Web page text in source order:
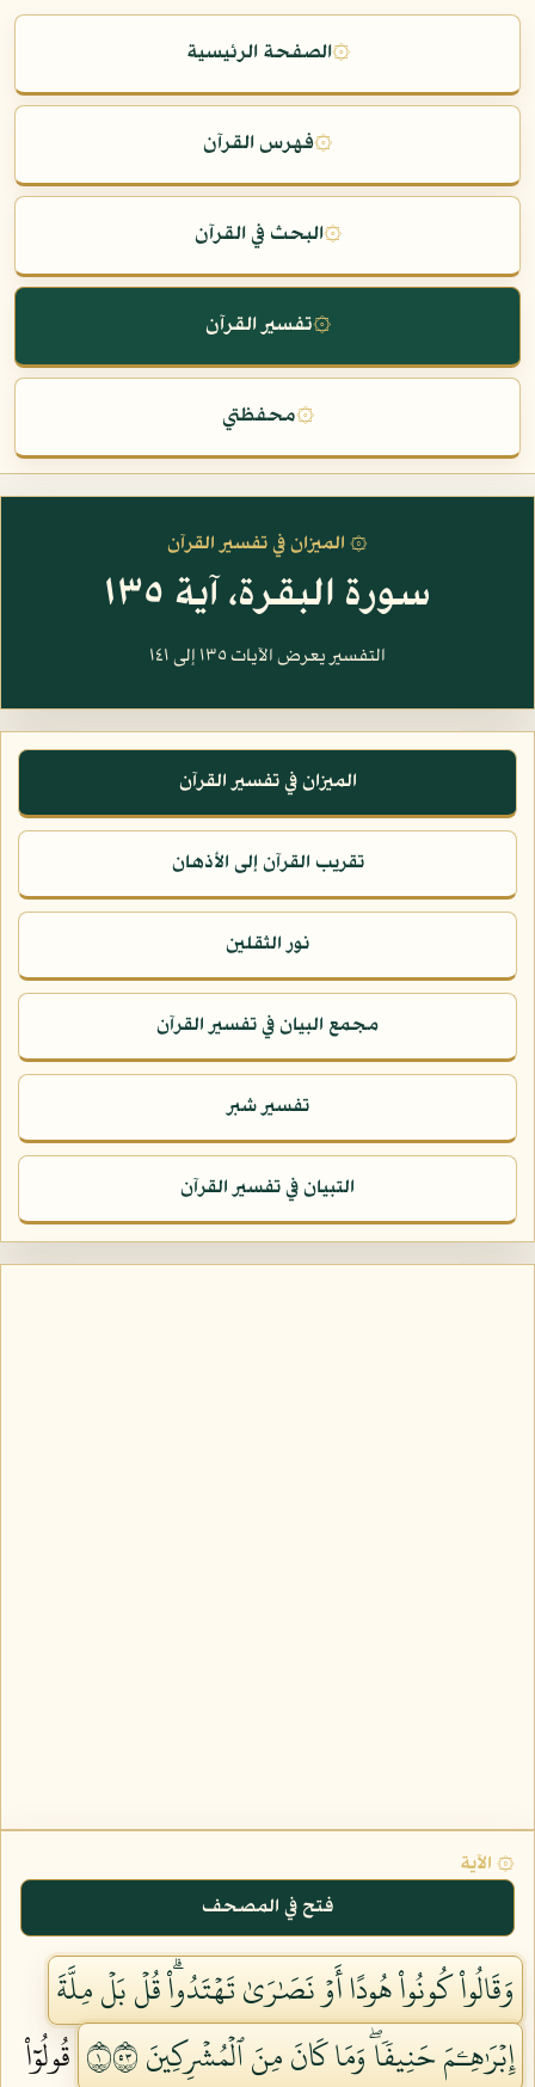
۞الصفحة الرئيسية
۞فهرس القرآن
۞البحث في القرآن
۞تفسير القرآن
۞محفظتي
۞ الميزان في تفسير القرآن
سورة البقرة، آية ١٣٥
التفسير يعرض الآيات ١٣٥ إلى ١٤١
الميزان في تفسير القرآن
تقريب القرآن إلى الأذهان
نور الثقلين
مجمع البيان في تفسير القرآن
تفسير شبر
التبيان في تفسير القرآن
۞ الآية
فتح في المصحف
وَقَالُواْ كُونُواْ هُودًا أَوۡ نَصَٰرَىٰ تَهۡتَدُواْۗ قُلۡ بَلۡ مِلَّةَ
إِبۡرَٰهِـۧمَ حَنِيفٗاۖ وَمَا كَانَ مِنَ ٱلۡمُشۡرِكِينَ ١٣٥
قُولُوٓاْ